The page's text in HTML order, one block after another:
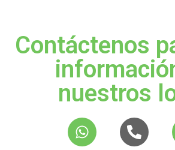
Contáctenos
nuestros